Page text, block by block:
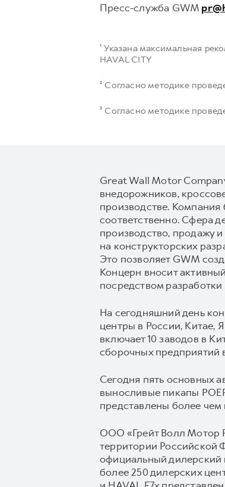
Пресс-служба GWM
¹ Указана максимальная
HAVAL CITY
² Согласно методике
³ Согласно методике
Great Wall Motor
внедорожников,
производстве. Компания
соответственно. Сфера
производство, продажу
на конструкторских
Это позволяет GWM
Концерн вносит
посредством
На сегодняшний день
центры в России, Китае,
включает 10 заводов в
сборочных предприятий
Сегодня пять основных
выносливые пикапы
представлены более чем
ООО «Грейт Волл Мотор
территории Российской
официальный дилерский
более 250 дилерских